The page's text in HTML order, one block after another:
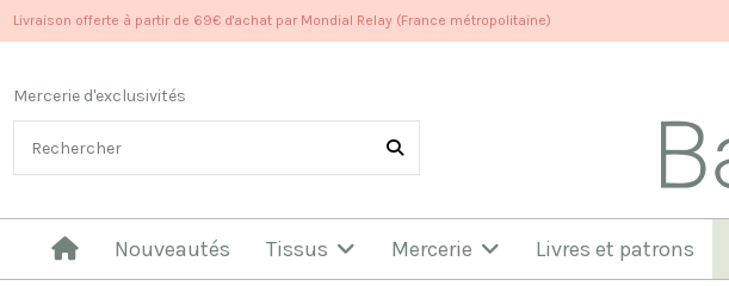
Livraison offerte à partir de 69€ d'achat par Mondial Relay (France métropolitaine)
Mercerie d'exclusivités
Nouveautés Tissus Mercerie Livres et patrons